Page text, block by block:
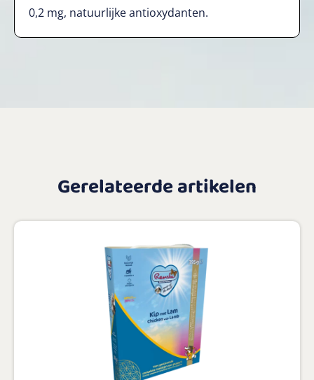
0,2 mg, natuurlijke antioxydanten.
Gerelateerde artikelen